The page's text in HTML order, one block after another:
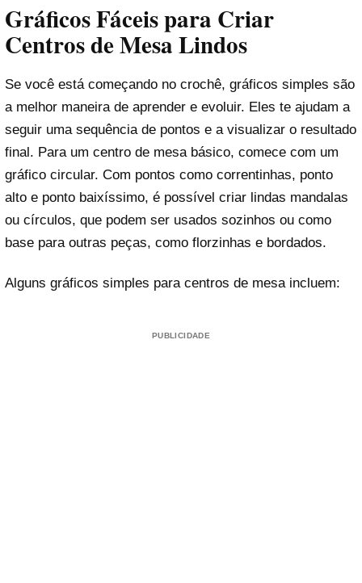
Gráficos Fáceis para Criar
Centros de Mesa Lindos
Se você está começando no crochê, gráficos simples são
a melhor maneira de aprender e evoluir. Eles te ajudam a
seguir uma sequência de pontos e a visualizar o resultado
final. Para um centro de mesa básico, comece com um
gráfico circular. Com pontos como correntinhas, ponto
alto e ponto baixíssimo, é possível criar lindas mandalas
ou círculos, que podem ser usados sozinhos ou como
base para outras peças, como florzinhas e bordados.
Alguns gráficos simples para centros de mesa incluem:
PUBLICIDADE